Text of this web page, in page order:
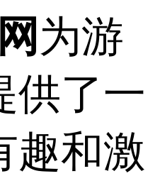
为游
供了一
趣和激